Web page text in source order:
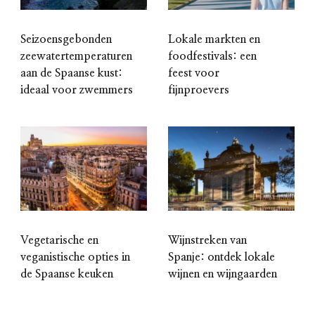
Seizoensgebonden
zeewatertemperaturen
aan de Spaanse kust:
ideaal voor zwemmers
Lokale markten en
foodfestivals: een
feest voor
fijnproevers
Vegetarische en
veganistische opties in
de Spaanse keuken
Wijnstreken van
Spanje: ontdek lokale
wijnen en wijngaarden